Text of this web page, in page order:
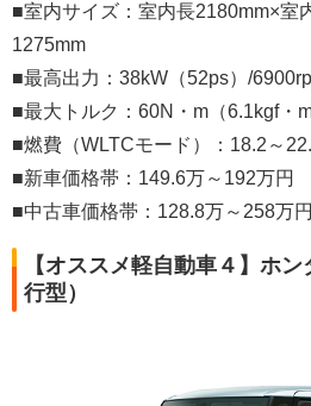
■室内サイズ：室内長2180mm×室
1275mm
■最高出力：38kW（52ps）/
■最大トルク：60N・m（6.1kgf・
■燃費（WLTCモード）：18.2～
■新車価格帯：149.6万～192万円
■中古車価格帯：128.8万～258万円
【オススメ軽自動車４】ホ
行型）